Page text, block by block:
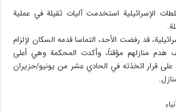
الإسرائيلية استخدمت آليات ثقيلة في عملية
قد رفضت الأحد، التماسا قدمه السكان لإلزام
هدم منازلهم مؤقتاً، وأكدت المحكمة وهي أعلى
على قرار اتخذته في الحادي عشر من يونيو/حزيران